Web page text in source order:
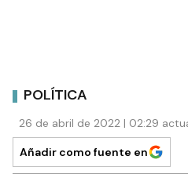
POLÍTICA
26 de abril de 2022 | 02:29
Añadir como fuente en